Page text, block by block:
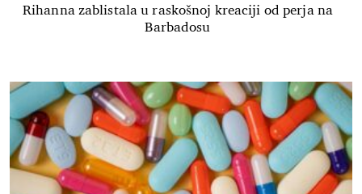
Rihanna zablistala u raskošnoj kreaciji od perja na
Barbadosu